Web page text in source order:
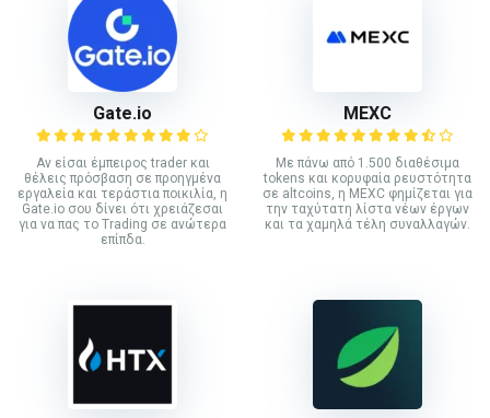
Gate.io
Αν είσαι έμπειρος trader και
θέλεις πρόσβαση σε προηγμένα
εργαλεία και τεράστια ποικιλία, η
Gate.io σου δίνει ότι χρειάζεσαι
για να πας το Trading σε ανώτερα
επίπδα.
MEXC
Με πάνω από 1.500 διαθέσιμα
tokens και κορυφαία ρευστότητα
σε altcoins, η MEXC φημίζεται για
την ταχύτατη λίστα νέων έργων
και τα χαμηλά τέλη συναλλαγών.